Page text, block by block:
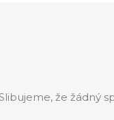
že žádný